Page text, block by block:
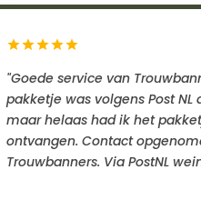
"Goede service van
pakketje was volgens Post NL
maar helaas had ik het
ontvangen. Contact
Trouwbanners. Via PostNL